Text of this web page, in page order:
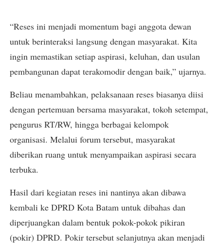
“Reses ini menjadi momentum bagi anggota dewan
untuk berinteraksi langsung dengan masyarakat. Kita
ingin memastikan setiap aspirasi, keluhan, dan usulan
pembangunan dapat terakomodir dengan baik,” ujarnya.
Beliau menambahkan, pelaksanaan reses biasanya diisi
dengan pertemuan bersama masyarakat, tokoh setempat,
pengurus RT/RW, hingga berbagai kelompok
organisasi. Melalui forum tersebut, masyarakat
diberikan ruang untuk menyampaikan aspirasi secara
terbuka.
Hasil dari kegiatan reses ini nantinya akan dibawa
kembali ke DPRD Kota Batam untuk dibahas dan
diperjuangkan dalam bentuk pokok-pokok pikiran
(pokir) DPRD. Pokir tersebut selanjutnya akan menjadi